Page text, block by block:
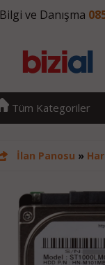
Bilgi ve Danışma
Tüm Kategoriler
İlan Panosu »